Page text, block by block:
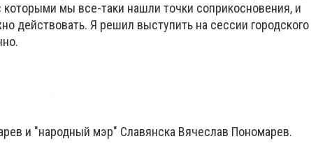
мы все-таки нашли точки соприкосновения, и
действовать. Я решил выступить на сессии городского
и "народный мэр" Славянска Вячеслав Пономарев.